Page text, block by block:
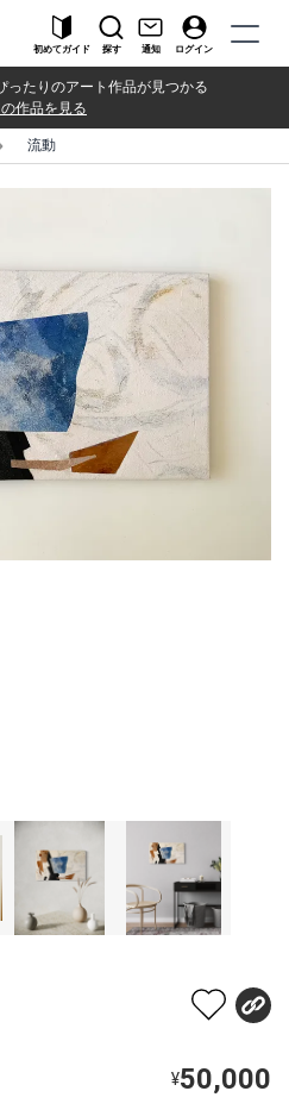
初めてガイド 探す 通知 ログイン
ったりのアート作品が見つかる
作品を見る
流動
¥50,000